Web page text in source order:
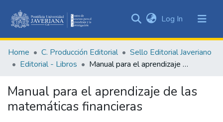
&
Collections
Statistics
Log In (current)
Home C. Producción Editorial
Sello Editorial Javeriano
Editorial - Libros
Manual para el aprendizaje de las matemáticas financieras
Manual para el aprendizaje de las
matemáticas financieras